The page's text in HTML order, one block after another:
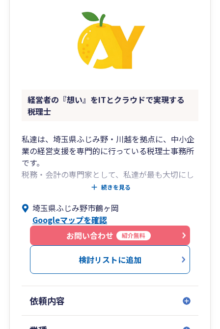
経営者の『想い』をITとクラウドで実現する
税理士
私達は、埼玉県ふじみ野・川越を拠点に、中小企
業の経営支援を専門的に行っている税理士事務所
です。
税務・会計の専門家として、私達が最も大切にし
ているものはお客様の「想い」です。
れてきたのか
未来に向けて、どのようなビジョンや理想をお持
今現在、何をお考えなのか
私達は、その想いに寄り添い、数字を通して、お
客様の事業の成功を全力でサポートさせていただ
ために、私たちは「IT」と「クラウド会計」を積
極的に活用します。
続きを見る
埼玉県ふじみ野市鶴ヶ岡
Googleマップを確認
お問い合わせ
紹介無料
検討リストに追加
依頼内容